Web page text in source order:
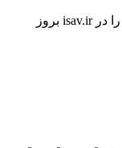
اعضای محترم انجمن لطفا پروفایل خود را در isav.ir بروز